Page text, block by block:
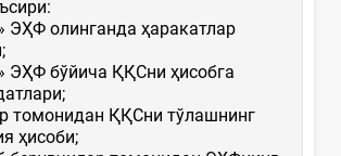
олинганда ҳаракатлар
бўйича ҚҚСни ҳисобга
ҚҚСни тўлашнинг
ҳисоби;